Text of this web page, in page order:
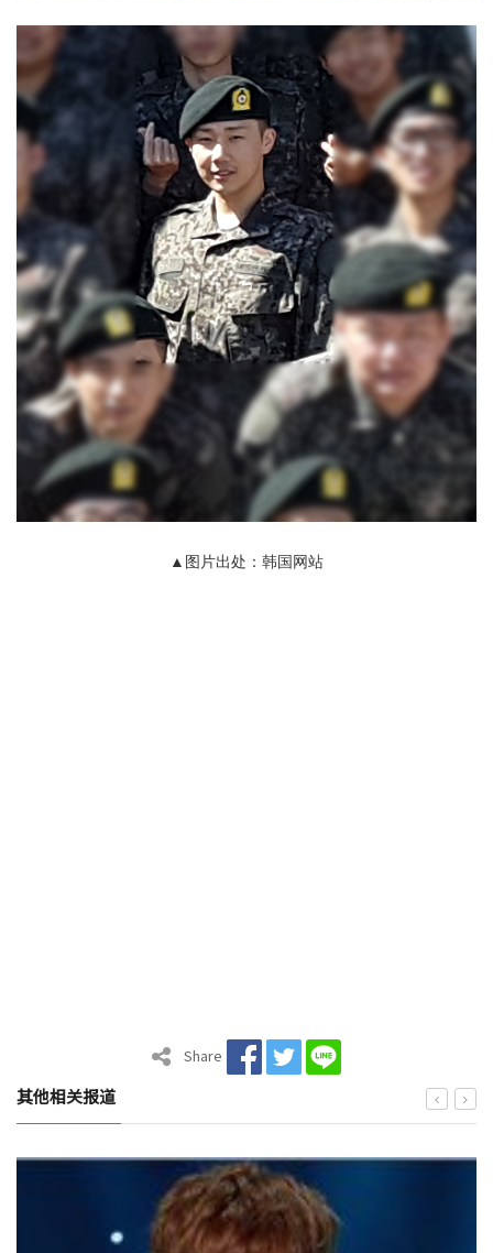
▲图片出处：韩国网站
Share
其他相关报道